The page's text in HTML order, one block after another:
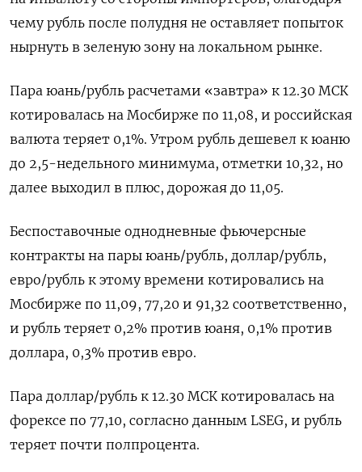
чему рубль после полудня не оставляет попыток
нырнуть в зеленую зону на локальном рынке.
Пара юань/рубль расчетами «завтра» к 12.30 МСК
котировалась на ⁠Мосбирже по 11,08, и российская
валюта ​теряет 0,1%. Утром рубль дешевел к юаню
до 2,⁠5-недельного минимума, отметки 10,32, но
далее выходил в плюс, дорожая до 11,05.
Беспоставочные однодневные фьючерсные
контракты на пары юань/рубль, доллар/рубль,
евро/⁠рубль к этому времени котировались на
Мосбирже по 11,09, 77,20 и 91,32 соответственно,
и рубль теряет 0,2% против юаня, ‌0,1% против
доллара, 0,3% против евро.
Пара доллар/рубль к 12.30 МСК котировалась на
форексе по 77,‍10, согласно данным LSEG, и рубль
теряет почти полпроцента.